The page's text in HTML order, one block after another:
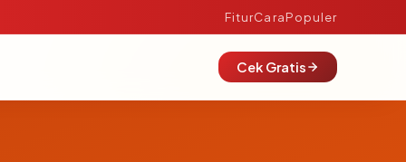
FiturCaraPopuler
Cek Gratis